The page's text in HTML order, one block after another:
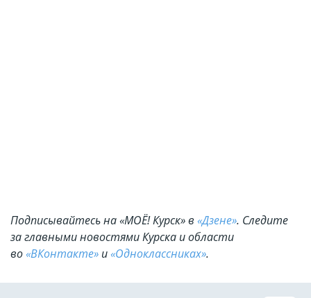
Подписывайтесь на «МОЁ! Курск» в «Дзене». Cледите
за главными новостями Курска и области
во«ВКонтакте» и«Одноклассниках».